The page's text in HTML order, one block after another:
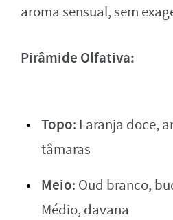
aroma sensual, sem
Pirâmide Olfativa:
Topo: Laranja doce,
tâmaras
Meio: Oud branco,
Médio, davana